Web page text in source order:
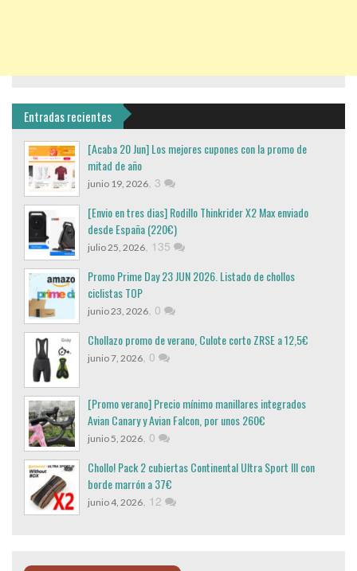
Entradas recientes
[Acaba 20 Jun] Los mejores cupones con la promo de
mitad de año
junio 19, 2026, 3
[Envio en tres dias] Rodillo Thinkrider X2 Max enviado
desde España (220€)
julio 25, 2026, 135
Promo Prime Day 23 JUN 2026. Listado de chollos
ciclistas TOP
junio 23, 2026, 0
Chollazo promo de verano, Culote corto ZRSE a 12,5€
junio 7, 2026, 0
[Promo verano] Precio mínimo manillares integrados
Avian Canary y Avian Falcon, por unos 260€
junio 5, 2026, 0
Chollo! Pack 2 cubiertas Continental Ultra Sport III con
borde marrón a 37€
junio 4, 2026, 12